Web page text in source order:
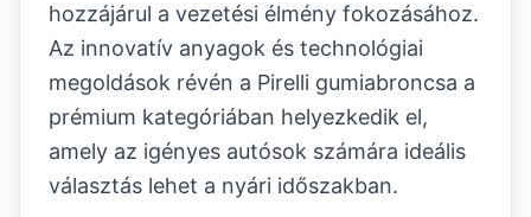
hozzájárul a vezetési élmény fokozásához.
Az innovatív anyagok és technológiai
megoldások révén a Pirelli gumiabroncsa a
prémium kategóriában helyezkedik el,
amely az igényes autósok számára ideális
választás lehet a nyári időszakban.